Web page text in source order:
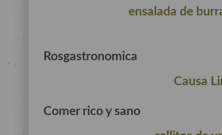
ensalada de
Rosgastronomica
Causa
Comer rico y sano